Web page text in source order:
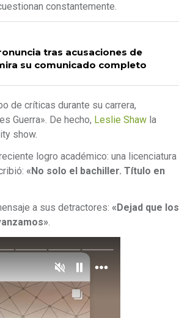
constantemente.
tras acusaciones de
mira su comunicado completo
de críticas durante su carrera,
Guerra». De hecho, Leslie Shaw la
show.
logro académico: una licenciatura
«No solo el bachiller. Título en
a sus detractores: «Dejad que los
.